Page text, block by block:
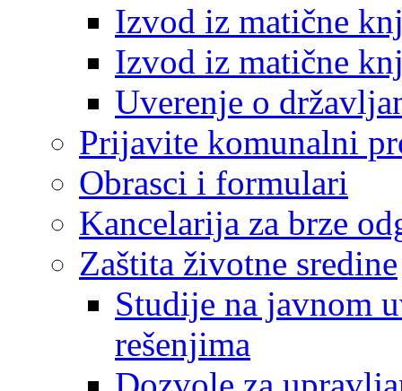
Izvod iz matične
Izvod iz matične
Uverenje o
Prijavite komunalni
Obrasci i formulari
Kancelarija za brze
Zaštita životne sredine
Studije na javnom
rešenjima